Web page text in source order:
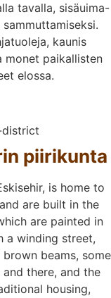
tavalla, sisäuima-
kaunis
monet paikallisten
elossa.
piirikunta
is home to
are built in the
are painted in
a winding street,
beams, some
there, and the
housing,